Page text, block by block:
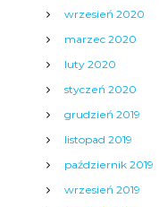
wrzesień 2020
marzec 2020
luty 2020
styczeń 2020
grudzień 2019
listopad 2019
październik 2019
wrzesień 2019